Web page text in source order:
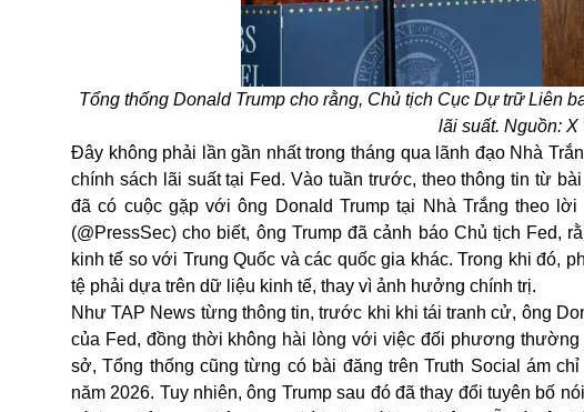
Tổng thống Donald Trump cho rằng, Chủ tịch Cục Dự trữ Liên
lãi suất. Nguồn: X
Đây không phải lần gần nhất trong tháng qua lãnh đạo Nhà
chính sách lãi suất tại Fed. Vào tuần trước, theo thông tin từ
đã có cuộc gặp với ông Donald Trump tại Nhà Trắng theo
(@PressSec) cho biết, ông Trump đã cảnh báo Chủ tịch Fed,
kinh tế so với Trung Quốc và các quốc gia khác. Trong khi đó,
tệ phải dựa trên dữ liệu kinh tế, thay vì ảnh hưởng chính trị.
Như TAP News từng thông tin, trước khi khi tái tranh cử, ông
của Fed, đồng thời không hài lòng với việc đối phương
sở, Tổng thống cũng từng có bài đăng trên Truth Social ám
năm 2026. Tuy nhiên, ông Trump sau đó đã thay đổi tuyên bố